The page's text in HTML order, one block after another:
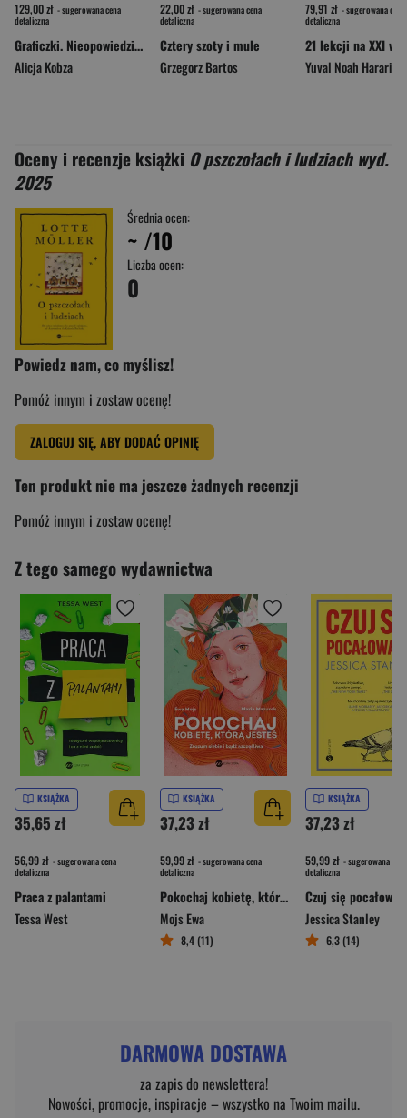
129,00 zł - sugerowana cena
detaliczna
Graficzki. Nieopowiedziane historie polskich projektantek grafiki użytkowej 1945–1989 wyd. 2
Alicja Kobza
22,00 zł - sugerowana cena
detaliczna
Cztery szoty i mule
Grzegorz Bartos
79,91 zł - sugerowana cena
detaliczna
Yuval Noah Harari
Oceny i recenzje książki O pszczołach i ludziach wyd.
2025
Średnia ocen:
~ /10
Liczba ocen:
0
Powiedz nam, co myślisz!
Pomóż innym i zostaw ocenę!
ZALOGUJ SIĘ, ABY DODAĆ OPINIĘ
Ten produkt nie ma jeszcze żadnych recenzji
Pomóż innym i zostaw ocenę!
Z tego samego wydawnictwa
KSIĄŻKA
35,65 zł
56,99 zł - sugerowana cena
detaliczna
Praca z palantami
Tessa West
KSIĄŻKA
37,23 zł
59,99 zł - sugerowana cena
detaliczna
Pokochaj kobietę, którą jesteś. Zrozum siebie i bądź szczęśliwa
Mojs Ewa
8,4 (11)
KSIĄŻKA
37,23 zł
59,99 zł - sugerowana cena
detaliczna
Czuj się
Jessica Stanley
6,3 (14)
DARMOWA DOSTAWA
za zapis do newslettera!
Nowości, promocje, inspiracje – wszystko na Twoim mailu.